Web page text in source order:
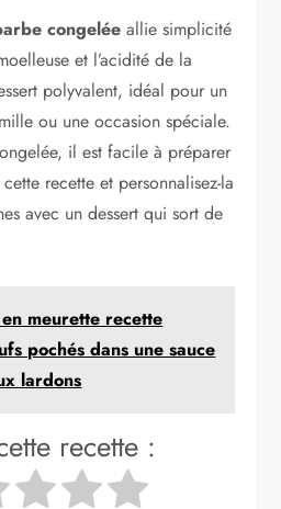
congelée allie simplicité
et l’acidité de la
polyvalent, idéal pour un
ou une occasion spéciale.
il est facile à préparer
recette et personnalisez-la
avec un dessert qui sort de
meurette recette
pochés dans une sauce
lardons
recette :